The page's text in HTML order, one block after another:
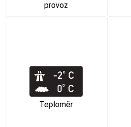
provoz
Teploměr